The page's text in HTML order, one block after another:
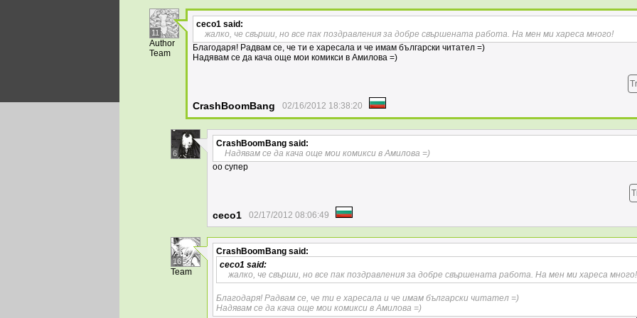
11
Author
Team
ceco1 said:
жалко, че свърши, но все пак поздравления за добре свършената работа. На мен ми хареса много!
Благодаря! Радвам се, че ти е харесала и че имам български читател =)
Надявам се да кача още мои комикси в Амилова =)
CrashBoomBang 02/16/2012 18:38:20
6
CrashBoomBang said:
Надявам се да кача още мои комикси в Амилова =)
оо супер
ceco1 02/17/2012 08:06:49
16
Team
CrashBoomBang said:
ceco1 said:
жалко, че свърши, но все пак поздравления за добре свършената работа. На мен ми хареса много!
Благодаря! Радвам се, че ти е харесала и че имам български читател =)
Надявам се да кача още мои комикси в Амилова =)